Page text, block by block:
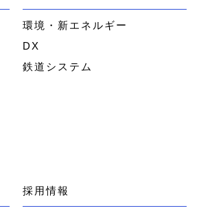
環境・新エネルギー
DX
鉄道システム
採用情報